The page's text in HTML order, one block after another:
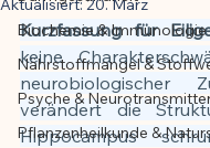
Der Artikel
KI erstellt und
angegebenen
Biochemie & Immunologie
Nährstoffmangel &
Psyche &
Pflanzenheilkunde &
Kurzfassung für
keine
neurobiologischer
verändert die
Hippocampus